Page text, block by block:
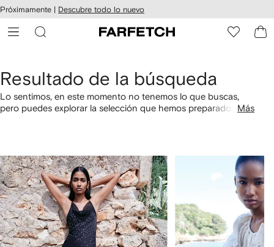
al
Próximamente | Descubre todo lo nuevo
Resultado de la búsqueda
Lo sentimos, en este momento no tenemos lo que buscas,
pero puedes explorar la selección que hemos preparado
Más